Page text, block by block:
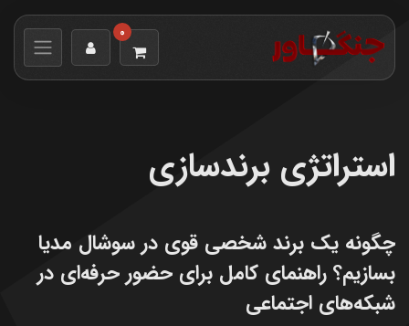
0
استراتژی برندسازی
چگونه یک برند شخصی قوی در سوشال مدیا
بسازیم؟ راهنمای کامل برای حضور حرفه‌ای در
شبکه‌های اجتماعی